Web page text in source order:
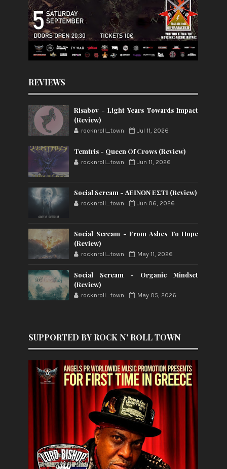
REVIEWS
Risabov - Light Years Towards Impact
(Review)
rocknroll_town Jul 11, 2026
Temtris - Queen Of Crows (Review)
rocknroll_town Jun 11, 2026
Social Scream - ΔΕΙΝΟΝ ΕΣΤΙ (Review)
rocknroll_town Jun 06, 2026
Social Scream - From Ashes To Hope
(Review)
rocknroll_town May 11, 2026
Social Scream - Organic Mindset
(Review)
rocknroll_town May 05, 2026
SUPPORTED BY ROCK N' ROLL TOWN